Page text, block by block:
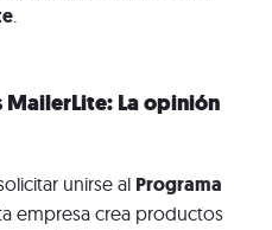
.
La opinión
unirse al Programa
empresa crea productos